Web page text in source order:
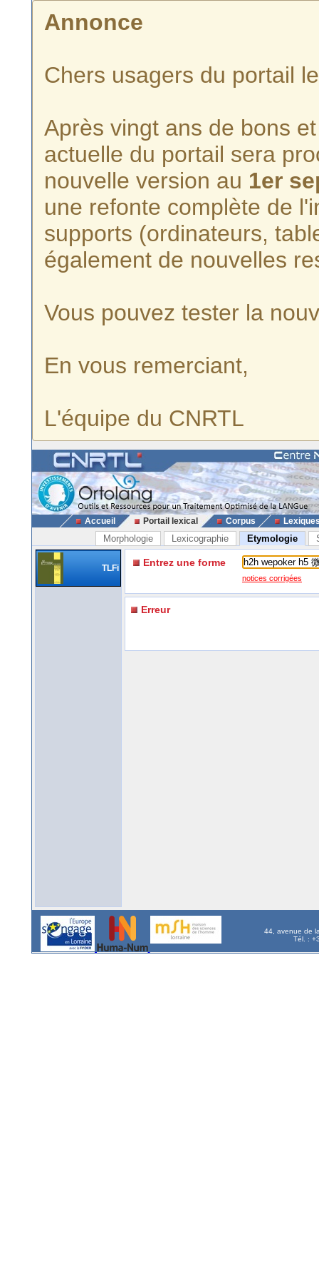
Annonce
Chers usagers du portail
Après vingt ans de bons
actuelle du portail sera
nouvelle version au 1er
une refonte complète de
supports (ordinateurs,
également de nouvelles
Vous pouvez tester la
En vous remerciant,
L'équipe du CNRTL
Accueil Portail lexical Corpus
Morphologie Lexicographie Etymologie
TLFi Entrez une forme
notices corrigées
Erreur
44, avenue de
Tél. :